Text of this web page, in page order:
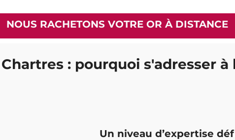
NOUS RACHETONS VOTRE OR À DISTANCE
: pourquoi s'adresser à
Un niveau d’expertise